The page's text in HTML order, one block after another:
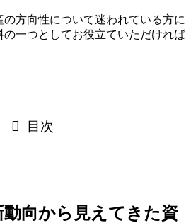
方向性について迷われている方に
の一つとしてお役立ていただければ
目次
動向から見えてきた資